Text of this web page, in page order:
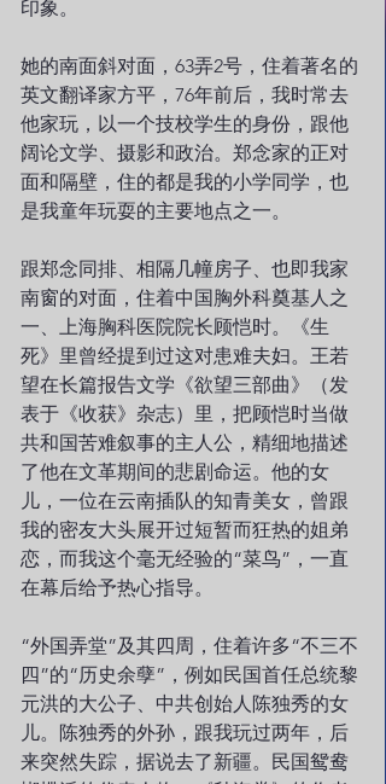
印象。
她的南面斜对面，63弄2号，住着著名的
英文翻译家方平，76年前后，我时常去
他家玩，以一个技校学生的身份，跟他
阔论文学、摄影和政治。郑念家的正对
面和隔壁，住的都是我的小学同学，也
是我童年玩耍的主要地点之一。
跟郑念同排、相隔几幢房子、也即我家
南窗的对面，住着中国胸外科奠基人之
一、上海胸科医院院长顾恺时。《生
死》里曾经提到过这对患难夫妇。王若
望在长篇报告文学《欲望三部曲》（发
表于《收获》杂志）里，把顾恺时当做
共和国苦难叙事的主人公，精细地描述
了他在文革期间的悲剧命运。他的女
儿，一位在云南插队的知青美女，曾跟
我的密友大头展开过短暂而狂热的姐弟
恋，而我这个毫无经验的“菜鸟”，一直
在幕后给予热心指导。
“外国弄堂”及其四周，住着许多“不三不
四”的“历史余孽”，例如民国首任总统黎
元洪的大公子、中共创始人陈独秀的女
儿。陈独秀的外孙，跟我玩过两年，后
来突然失踪，据说去了新疆。民国鸳鸯